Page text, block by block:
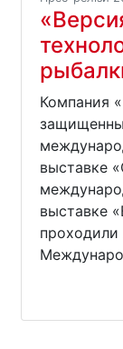
Компания
выставке
выставке